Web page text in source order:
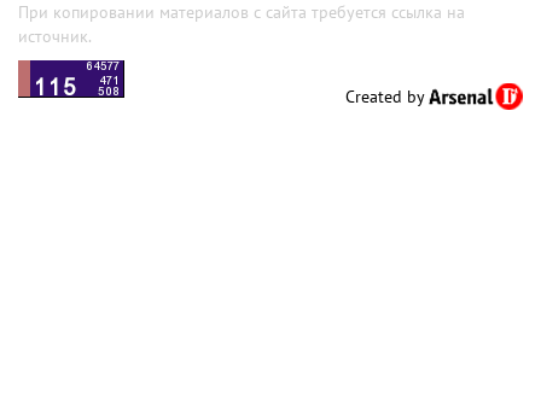
При копировании материалов с сайта требуется ссылка на
источник.
Created by